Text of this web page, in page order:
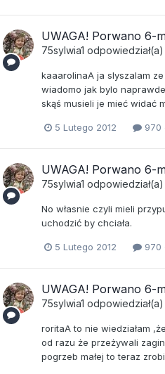
UWAGA! Porwano 6-
75sylwia1 odpowiedział(a)
kaaarolinaA ja slyszalam
wiadomo jak bylo
skąś musieli je mieć widać
5 Lutego 2012 970
UWAGA! Porwano 6-
75sylwia1 odpowiedział(a)
No własnie czyli mieli
uchodzić by chciała.
5 Lutego 2012 970
UWAGA! Porwano 6-
75sylwia1 odpowiedział(a)
roritaA to nie wiedziałam
od razu że przeżywali
pogrzeb małej to teraz